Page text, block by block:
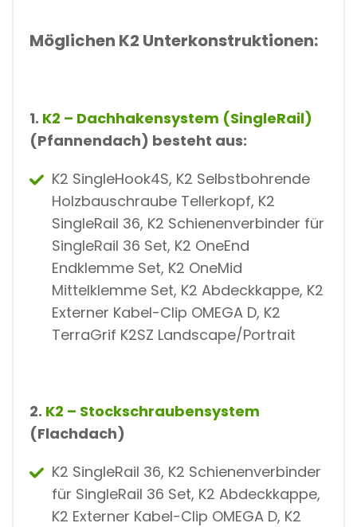
Möglichen K2 Unterkonstruktionen:
1. K2 – Dachhakensystem (SingleRail)
(Pfannendach) besteht aus:
K2 SingleHook4S, K2 Selbstbohrende
Holzbauschraube Tellerkopf, K2
SingleRail 36, K2 Schienenverbinder für
SingleRail 36 Set, K2 OneEnd
Endklemme Set, K2 OneMid
Mittelklemme Set, K2 Abdeckkappe, K2
Externer Kabel-Clip OMEGA D, K2
TerraGrif K2SZ Landscape/Portrait
2. K2 – Stockschraubensystem
(Flachdach)
K2 SingleRail 36, K2 Schienenverbinder
für SingleRail 36 Set, K2 Abdeckkappe,
K2 Externer Kabel-Clip OMEGA D, K2